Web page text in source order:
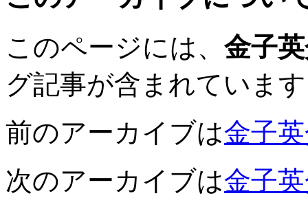
このページには、 金子
グ記事が含まれていま
前のアーカイブは金子
次のアーカイブは金子